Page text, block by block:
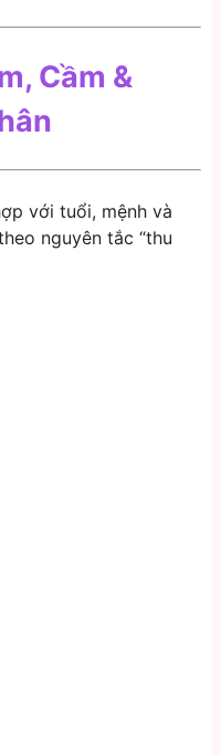
Cầm &
với tuổi, mệnh và
nguyên tắc “thu